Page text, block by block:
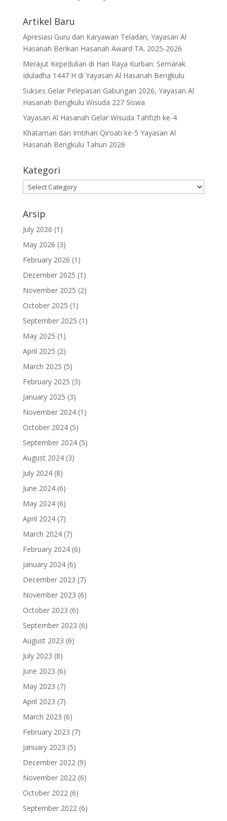
Artikel Baru
Apresiasi Guru dan Karyawan Teladan, Yayasan Al
Hasanah Berikan Hasanah Award TA. 2025-2026
Merajut Kepedulian di Hari Raya Kurban: Semarak
Iduladha 1447 H di Yayasan Al Hasanah Bengkulu
Sukses Gelar Pelepasan Gabungan 2026, Yayasan Al
Hasanah Bengkulu Wisuda 227 Siswa
Yayasan Al Hasanah Gelar Wisuda Tahfizh ke-4
Khataman dan Imtihan Qiroati ke-5 Yayasan Al
Hasanah Bengkulu Tahun 2026
Kategori
Kategori
Arsip
July 2026 (1)
May 2026 (3)
February 2026 (1)
December 2025 (1)
November 2025 (2)
October 2025 (1)
September 2025 (1)
May 2025 (1)
April 2025 (2)
March 2025 (5)
February 2025 (3)
January 2025 (3)
November 2024(1)
October 2024(5)
September 2024(5)
August 2024(3)
July 2024(8)
June 2024(6)
May 2024(6)
April 2024(7)
March 2024(7)
February 2024(6)
January 2024(6)
December 2023 (7)
November 2023 (6)
October 2023 (6)
September 2023 (6)
August 2023 (6)
July 2023 (8)
June 2023 (6)
May 2023 (7)
April 2023 (7)
March 2023 (6)
February 2023 (7)
January 2023 (5)
December 2022(9)
November 2022(6)
October 2022(6)
September 2022(6)